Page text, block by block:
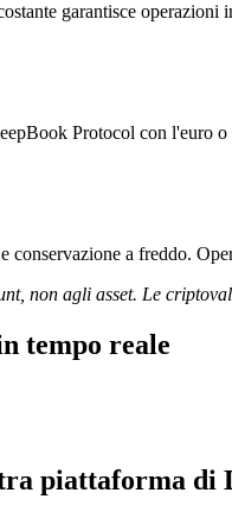
garantisce
Protocol con l'euro
conservazione a freddo.
non agli asset. Le
tempo reale
piattaforma di